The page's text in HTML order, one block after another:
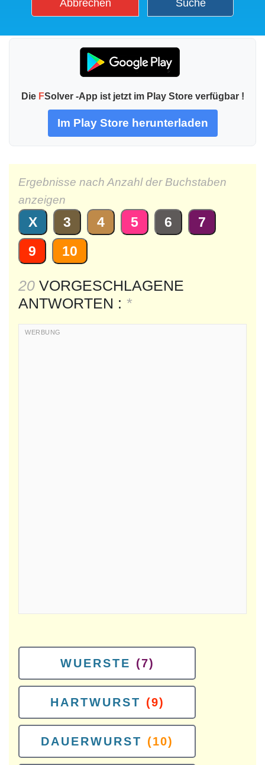
Abbrechen Suche
Die FSolver -App ist jetzt im Play Store verfügbar !
Im Play Store herunterladen
Ergebnisse nach Anzahl der Buchstaben
anzeigen
X 3 4 5 6
7
9
10
20 VORGESCHLAGENE
ANTWORTEN : *
WUERSTE (7)
HARTWURST (9)
DAUERWURST (10)